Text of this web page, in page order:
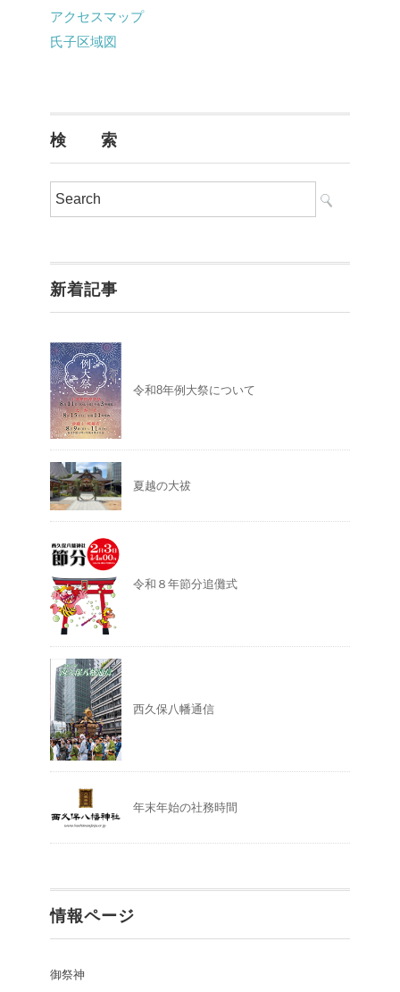
アクセスマップ
氏子区域図
検 索
新着記事
令和8年例大祭について
夏越の大祓
令和８年節分追儺式
西久保八幡通信
年末年始の社務時間
情報ページ
御祭神